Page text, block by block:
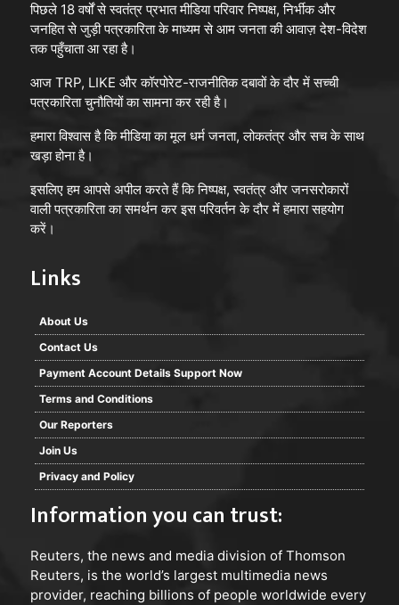
पिछले 18 वर्षों से स्वतंत्र प्रभात मीडिया परिवार निष्पक्ष, निर्भीक और
जनहित से जुड़ी पत्रकारिता के माध्यम से आम जनता की आवाज़ देश-विदेश
तक पहुँचाता आ रहा है।
आज TRP, LIKE और कॉरपोरेट-राजनीतिक दबावों के दौर में सच्ची
पत्रकारिता चुनौतियों का सामना कर रही है।
हमारा विश्वास है कि मीडिया का मूल धर्म जनता, लोकतंत्र और सच के साथ
खड़ा होना है।
इसलिए हम आपसे अपील करते हैं कि निष्पक्ष, स्वतंत्र और जनसरोकारों
वाली पत्रकारिता का समर्थन कर इस परिवर्तन के दौर में हमारा सहयोग
करें।
Links
About Us
Contact Us
Payment Account Details Support Now
Terms and Conditions
Our Reporters
Join Us
Privacy and Policy
Information you can trust:
Reuters, the news and media division of Thomson
Reuters, is the world’s largest multimedia news
provider, reaching billions of people worldwide every